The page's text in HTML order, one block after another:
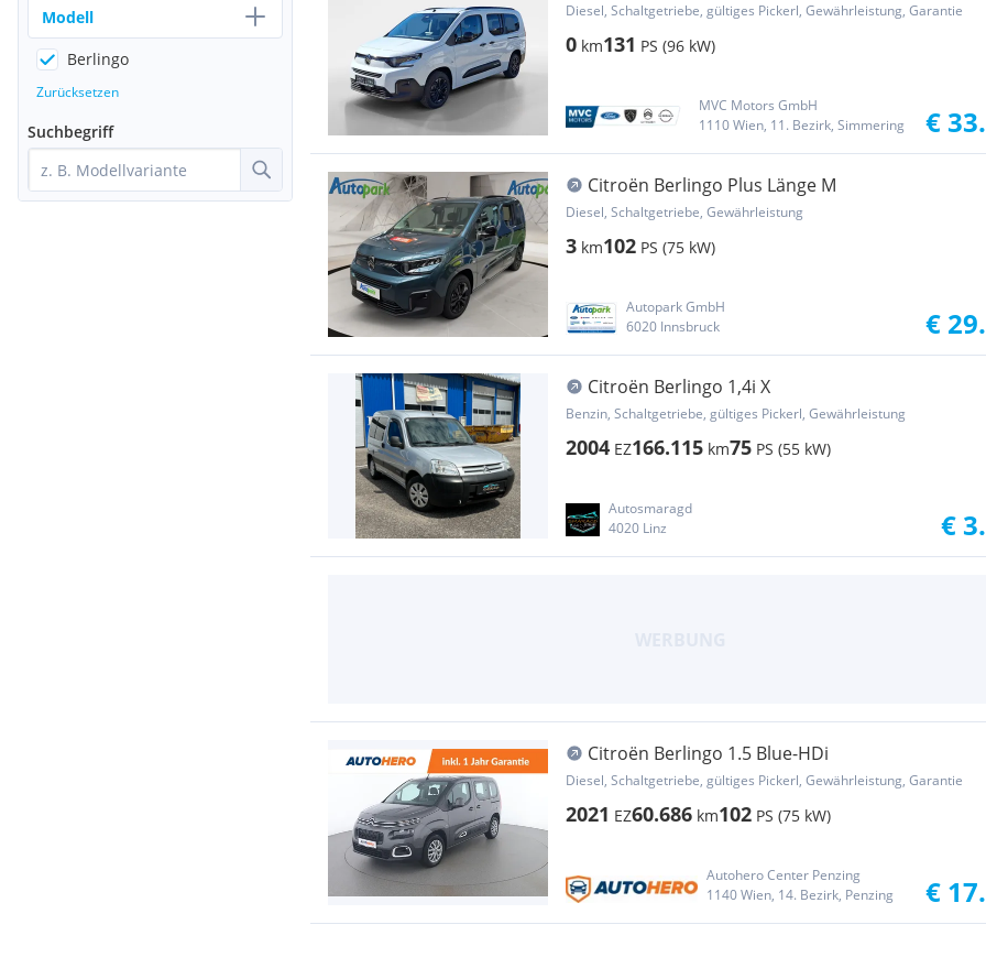
Diesel, Schaltgetriebe, gültiges Pickerl, Gewährleistung, Garantie
0 km131 PS (96 kW)
MVC Motors GmbH
1110 Wien, 11. Bezirk, Simmering
€
Citroën Berlingo Plus Länge M
Diesel, Schaltgetriebe, Gewährleistung
3 km102 PS (75 kW)
Autopark GmbH
6020 Innsbruck
€
Citroën Berlingo 1,4i X
Benzin, Schaltgetriebe, gültiges Pickerl, Gewährleistung
2004 EZ166.115 km75 PS (55 kW)
Autosmaragd
4020 Linz
€
Citroën Berlingo 1.5 Blue-HDi
Diesel, Schaltgetriebe, gültiges Pickerl, Gewährleistung, Garantie
2021 EZ60.686 km102 PS (75 kW)
Autohero Center Penzing
1140 Wien, 14. Bezirk, Penzing
€
Modell
Berlingo
Zurücksetzen
Suchbegriff